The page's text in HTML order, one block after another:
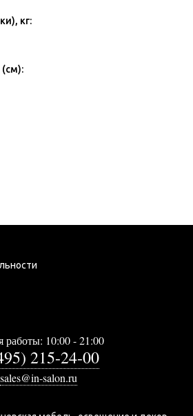
кг:
работы: 10:00 - 21:00
215-24-00
sales@in-salon.ru